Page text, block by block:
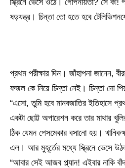
ষড়যন্ত্র। চিন্তা তো হতে হবে
প্রথম পরীক্ষার দিন। জাঁহাপনা জানেন,
ফজল কে নিয়ে চিন্তা নেই। চিন্তা দো
“এসো, তুমি হবে মানবজাতির ইতিহাসে
একটা ছোট্ট অপারেশন করে তার মাথার
ঠিক যেমন পেসমেকার বসানো হয়।
এল। আর মুহূর্তের মধ্যে স্ক্রিনে ভেসে
“আবার সেই আজব প্ল্যান! এইবার নাকি